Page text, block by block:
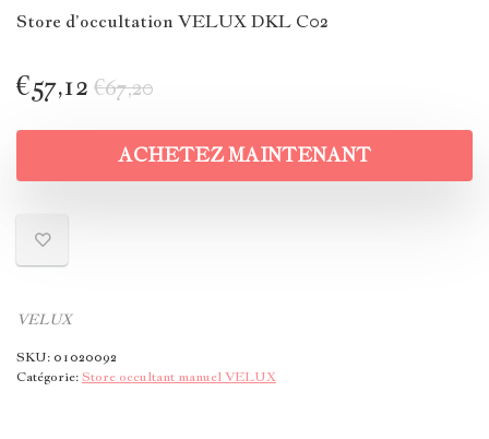
Store d’occultation VELUX DKL C02
€67,20
€57,12
ACHETEZ MAINTENANT
VELUX
SKU:01020092
Catégorie:Store occultant manuel VELUX